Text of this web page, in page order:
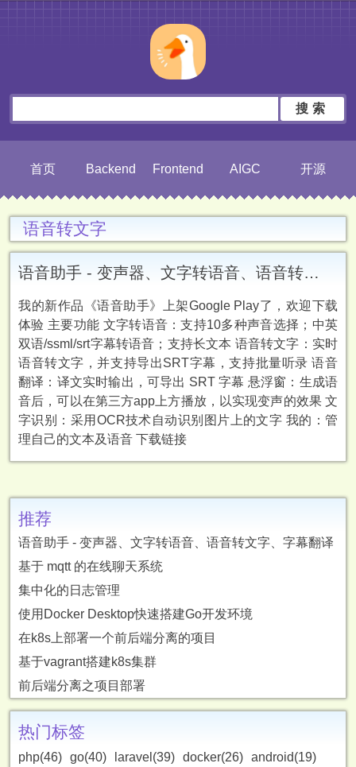
搜索
首页 Backend Frontend AIGC 开源
语音转文字
语音助手 - 变声器、文字转语音、语音转文字、字幕翻译
我的新作品《语音助手》上架Google Play了，欢迎下载
体验 主要功能 文字转语音：支持10多种声音选择；中英
双语/ssml/srt字幕转语音；支持长文本 语音转文字：实时
语音转文字，并支持导出SRT字幕，支持批量听录 语音
翻译：译文实时输出，可导出 SRT 字幕 悬浮窗：生成语
音后，可以在第三方app上方播放，以实现变声的效果 文
字识别：采用OCR技术自动识别图片上的文字 我的：管
理自己的文本及语音 下载链接
推荐
语音助手 - 变声器、文字转语音、语音转文字、字幕翻译
基于 mqtt 的在线聊天系统
集中化的日志管理
使用Docker Desktop快速搭建Go开发环境
在k8s上部署一个前后端分离的项目
基于vagrant搭建k8s集群
前后端分离之项目部署
热门标签
php(46) go(40) laravel(39) docker(26) android(19)